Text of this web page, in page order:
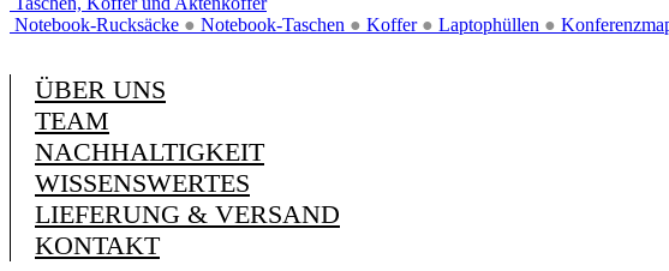
Notebook-Rucksäcke ● Notebook-Taschen ● Koffer ● Laptophüllen ●
ÜBER UNS
TEAM
NACHHALTIGKEIT
WISSENSWERTES
LIEFERUNG & VERSAND
KONTAKT